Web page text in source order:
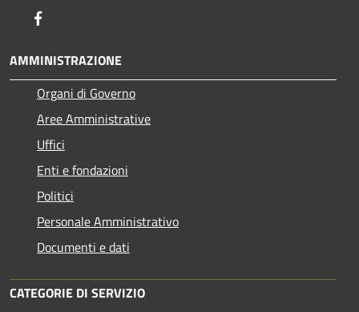
AMMINISTRAZIONE
Organi di Governo
Aree Amministrative
Uffici
Enti e fondazioni
Politici
Personale Amministrativo
Documenti e dati
CATEGORIE DI SERVIZIO